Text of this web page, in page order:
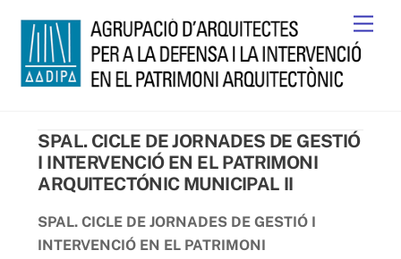
content
SPAL. CICLE DE JORNADES DE GESTIÓ
I INTERVENCIÓ EN EL PATRIMONI
ARQUITECTÓNIC MUNICIPAL II
SPAL. CICLE DE JORNADES DE GESTIÓ I
INTERVENCIÓ EN EL PATRIMONI